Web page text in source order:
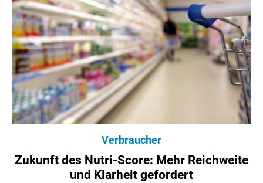
Verbraucher
Zukunft des Nutri-Score: Mehr Reichweite
und Klarheit gefordert